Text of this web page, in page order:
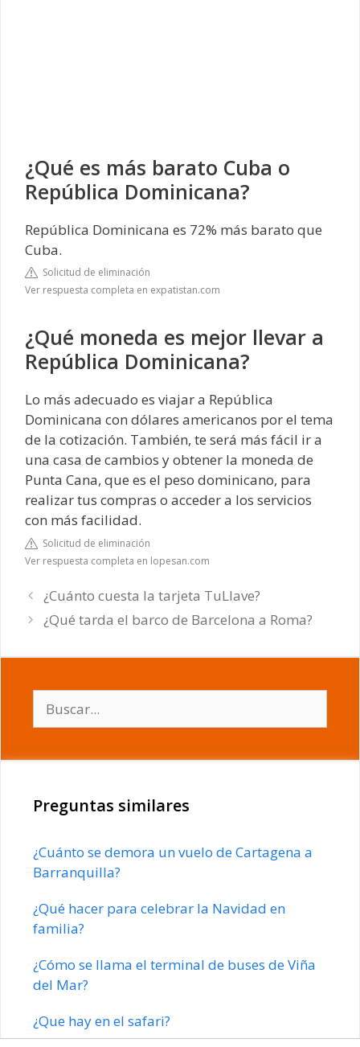
¿Qué es más barato Cuba o
República Dominicana?
República Dominicana es 72% más barato que
Cuba.
Solicitud de eliminación
Ver respuesta completa en expatistan.com
¿Qué moneda es mejor llevar a
República Dominicana?
Lo más adecuado es viajar a República
Dominicana con dólares americanos por el tema
de la cotización. También, te será más fácil ir a
una casa de cambios y obtener la moneda de
Punta Cana, que es el peso dominicano, para
realizar tus compras o acceder a los servicios
con más facilidad.
Solicitud de eliminación
Ver respuesta completa en lopesan.com
¿Cuánto cuesta la tarjeta TuLlave?
¿Qué tarda el barco de Barcelona a Roma?
Preguntas similares
¿Cuánto se demora un vuelo de Cartagena a
Barranquilla?
¿Qué hacer para celebrar la Navidad en
familia?
¿Cómo se llama el terminal de buses de Viña
del Mar?
¿Que hay en el safari?